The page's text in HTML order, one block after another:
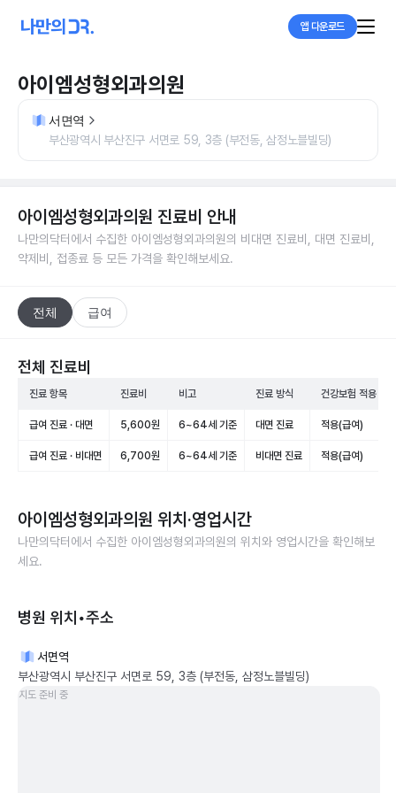
앱 다운로드
아이엠성형외과의원
서면역
부산광역시 부산진구 서면로 59, 3층 (부전동, 삼정노블빌딩)
아이엠성형외과의원 진료비 안내
나만의닥터에서 수집한 아이엠성형외과의원의 비대면 진료비, 대면 진료비,
약제비, 접종료 등 모든 가격을 확인해보세요.
전체 급여
전체 진료비
진료 항목 진료비 비고 진료 방식 건강보험 적용
급여 진료 · 대면 5,600원 6~64세 기준 대면 진료 적용(급여)
급여 진료 · 비대면 6,700원 6~64세 기준 비대면 진료 적용(급여)
아이엠성형외과의원 위치·영업시간
나만의닥터에서 수집한 아이엠성형외과의원의 위치와 영업시간을 확인해보
세요.
병원 위치•주소
서면역
부산광역시 부산진구 서면로 59, 3층 (부전동, 삼정노블빌딩)
지도 준비 중